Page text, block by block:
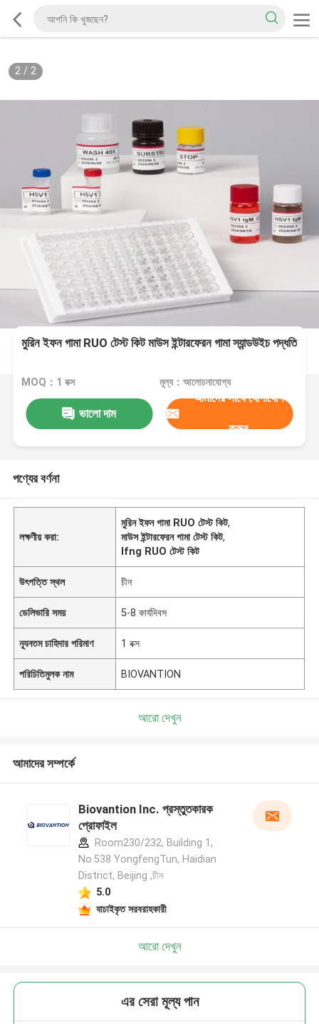
2/ 2
মুরিন ইফন গামা RUO টেস্ট কিট মাউস ইন্টারফেরন গামা স্যান্ডউইচ পদ্ধতি
MOQ：1 বক্স মূল্য：আলোচনাযোগ্য
ভালো দাম
আমাদের সাথে যোগাযোগ
করুন
পণ্যের বর্ণনা
লক্ষণীয় করা:
মুরিন ইফন গামা RUO টেস্ট কিট,
মাউস ইন্টারফেরন গামা টেস্ট কিট,
Ifng RUO টেস্ট কিট
উৎপত্তি স্থল চীন
ডেলিভারি সময় 5-8 কার্যদিবস
ন্যূনতম চাহিদার পরিমাণ 1 বক্স
পরিচিতিমুলক নাম BIOVANTION
আরো দেখুন
আমাদের সম্পর্কে
Biovantion Inc. প্রস্তুতকারক
প্রোফাইল
Room230/232, Building 1,
No.538 YongfengTun, Haidian
District, Beijing ,চীন
5.0
যাচাইকৃত সরবরাহকারী
আরো দেখুন
এর সেরা মূল্য পান